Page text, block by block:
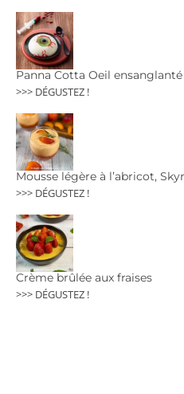
Panna Cotta Oeil ensanglanté
>>> DÉGUSTEZ !
Mousse légère à l’abricot,
>>> DÉGUSTEZ !
Crème brûlée aux fraises
>>> DÉGUSTEZ !